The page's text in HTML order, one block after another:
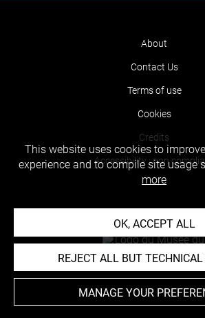
About
Contact Us
Terms of use
Cookies
Credits
Accessibility : non
This website uses cookies to
experience and to compile site usage
more
OK, ACCEPT ALL
REJECT ALL BUT TECHNICAL
MANAGE YOUR